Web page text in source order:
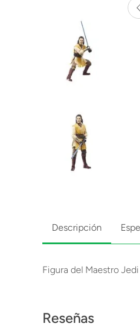
Vehículos y Pistas
Descripción
Figura del Maestro
Reseñas